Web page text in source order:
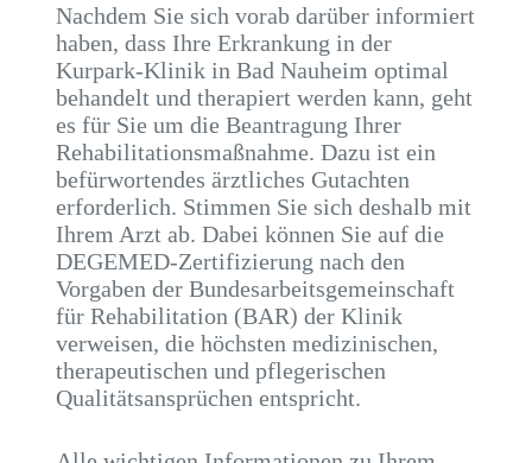
Nachdem Sie sich vorab darüber informiert
haben, dass Ihre Erkrankung in der
Kurpark-Klinik in Bad Nauheim optimal
behandelt und therapiert werden kann, geht
es für Sie um die Beantragung Ihrer
Rehabilitationsmaßnahme. Dazu ist ein
befürwortendes ärztliches Gutachten
erforderlich. Stimmen Sie sich deshalb mit
Ihrem Arzt ab. Dabei können Sie auf die
DEGEMED-Zertifizierung nach den
Vorgaben der Bundesarbeitsgemeinschaft
für Rehabilitation (BAR) der Klinik
verweisen, die höchsten medizinischen,
therapeutischen und pflegerischen
Qualitätsansprüchen entspricht.